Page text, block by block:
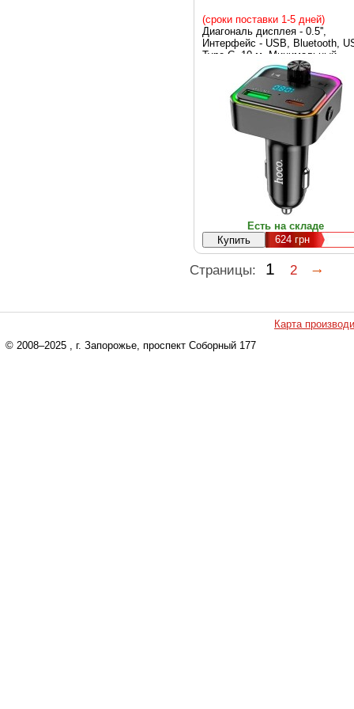
(сроки поставки 1-5 дней)
Диагональ дисплея - 0.5'',
Интерфейс - USB, Bluetooth,
Type-C, 10 м, Минимальный
частотный диапазон, МГц -
Максимальный частотный
диапазон, МГц - 108,
кнопками на трансмиттере,
Воспроизводимые форматы -
MP3, WMA, WAV, FLAC,
воспроизведения - All,
Дополнительные
QuickCharge 3.0, Цвет - черный
Есть на складе
624грн
Страницы: 1 2
Карта
© 2008–2025 , г. Запорожье, проспект Соборный 177